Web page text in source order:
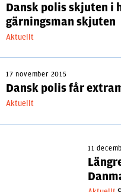
Dansk polis skjuten i
gärningsman skjuten
Aktuellt
17 november 2015
Dansk polis får
Aktuellt
11